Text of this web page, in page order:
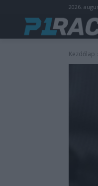
2026.
Kezdőlap